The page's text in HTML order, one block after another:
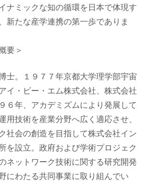
ナミックな知の循環を日本で体現す
新たな産学連携の第一歩でありま
要＞
士。１９７７年京都大学理学部宇宙
イ・ビー・エム株式会社、株式会社
６年、アカデミズムにより発展して
用技術を産業分野へ広く適応させ、
社会の創造を目指して株式会社イン
を設立。政府および学術プロジェク
ネットワーク技術に関する研究開発
にわたる共同事業に取り組んでい